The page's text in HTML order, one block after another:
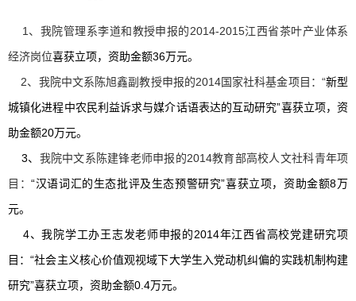
1、我院管理系李道和教授申报的2014-2015江西省茶叶产业体系
经济岗位喜获立项， 资助金额36万元。
2、我院中文系陈旭鑫副教授申报的2014国家社科基金项目：“新型
城镇化进程中农民利益诉求与媒介话语表达的互动研究”喜获立项，资
助金额20万元。
3、 我院中文系陈建锋老师申报的2014教育部高校人文社科青年项
目：“汉语词汇的生态批评及生态预警研究”喜获立项，资助金额8万
元。
4、我院学工办王志发老师申报的2014年江西省高校党建研究项
目：“社会主义核心价值观视域下大学生入党动机纠偏的实践机制构建
研究”喜获立项， 资助金额0.4万元。